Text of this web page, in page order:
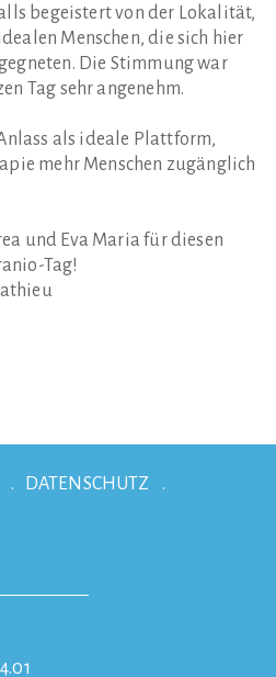
begeistert von der Lokalität,
Menschen, die sich hier
Die Stimmung war
Tag sehr angenehm.
als ideale Plattform,
mehr Menschen zugänglich
und Eva Maria für diesen
Tag!
DATENSCHUTZ